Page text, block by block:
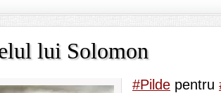
lui Solomon
#Pilde pentru